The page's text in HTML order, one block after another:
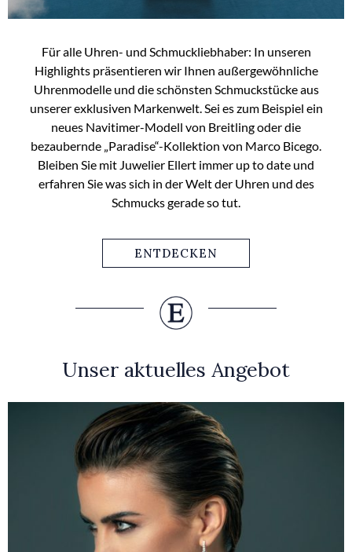
Für alle Uhren- und Schmuckliebhaber: In unseren
Highlights präsentieren wir Ihnen außergewöhnliche
Uhrenmodelle und die schönsten Schmuckstücke aus
unserer exklusiven Markenwelt. Sei es zum Beispiel ein
neues Navitimer-Modell von Breitling oder die
bezaubernde „Paradise“-Kollektion von Marco Bicego.
Bleiben Sie mit Juwelier Ellert immer up to date und
erfahren Sie was sich in der Welt der Uhren und des
Schmucks gerade so tut.
ENTDECKEN
Unser aktuelles Angebot